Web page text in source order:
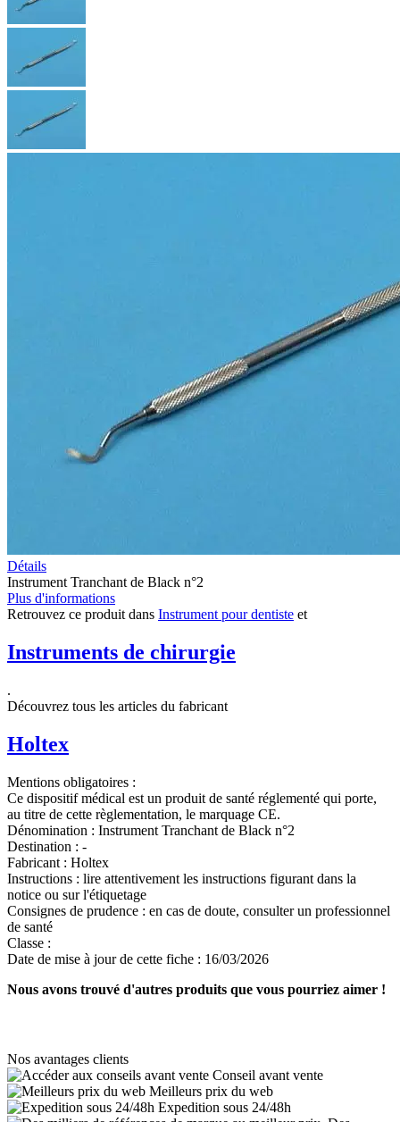
Détails
Instrument Tranchant de Black n°2
Plus d'informations
Retrouvez ce produit dans Instrument pour dentiste et
Instruments de chirurgie
.
Découvrez tous les articles du fabricant
Holtex
Mentions obligatoires :
Ce dispositif médical est un produit de santé réglementé qui porte,
au titre de cette règlementation, le marquage CE.
Dénomination : Instrument Tranchant de Black n°2
Destination : -
Fabricant : Holtex
Instructions : lire attentivement les instructions figurant dans la
notice ou sur l'étiquetage
Consignes de prudence : en cas de doute, consulter un professionnel
de santé
Classe :
Date de mise à jour de cette fiche : 16/03/2026
Nous avons trouvé d'autres produits que vous pourriez aimer !
Nos avantages clients
Conseil avant vente
Meilleurs prix du web
Expedition sous 24/48h